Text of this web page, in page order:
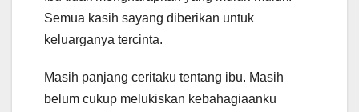
Semua kasih sayang diberikan untuk
keluarganya tercinta.
Masih panjang ceritaku tentang ibu. Masih
belum cukup melukiskan kebahagiaanku